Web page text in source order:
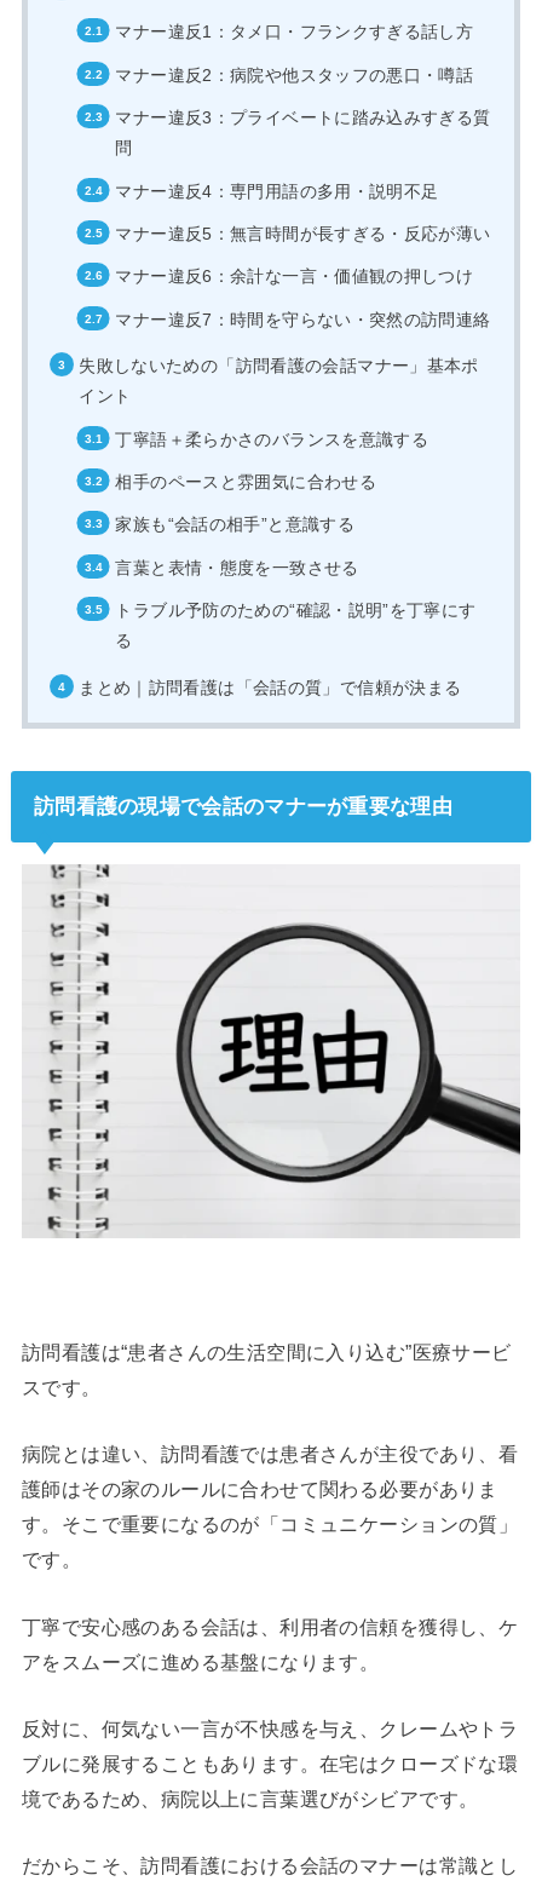
マナー違反1：タメ口・フランクすぎる話し方
マナー違反2：病院や他スタッフの悪口・噂話
マナー違反3：プライベートに踏み込みすぎる質
問
マナー違反4：専門用語の多用・説明不足
マナー違反5：無言時間が長すぎる・反応が薄い
マナー違反6：余計な一言・価値観の押しつけ
マナー違反7：時間を守らない・突然の訪問連絡
失敗しないための「訪問看護の会話マナー」基本ポ
イント
丁寧語＋柔らかさのバランスを意識する
相手のペースと雰囲気に合わせる
家族も“会話の相手”と意識する
言葉と表情・態度を一致させる
トラブル予防のための“確認・説明”を丁寧にす
る
まとめ｜訪問看護は「会話の質」で信頼が決まる
訪問看護の現場で会話のマナーが重要な理由
訪問看護は“患者さんの生活空間に入り込む”医療サービ
スです。
病院とは違い、訪問看護では患者さんが主役であり、看
護師はその家のルールに合わせて関わる必要がありま
す。そこで重要になるのが「コミュニケーションの質」
です。
丁寧で安心感のある会話は、利用者の信頼を獲得し、ケ
アをスムーズに進める基盤になります。
反対に、何気ない一言が不快感を与え、クレームやトラ
ブルに発展することもあります。在宅はクローズドな環
境であるため、病院以上に言葉選びがシビアです。
だからこそ、訪問看護における会話のマナーは常識とし